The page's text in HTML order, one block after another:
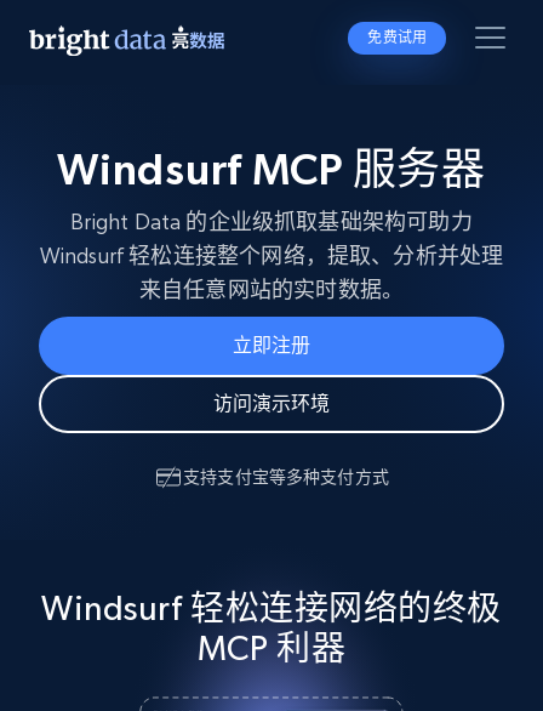
免费试用
Windsurf MCP 服务器
Bright Data 的企业级抓取基础架构可助力
Windsurf 轻松连接整个网络，提取、分析并处理
来自任意网站的实时数据。
立即注册
访问演示环境
支持支付宝等多种支付方式
Windsurf 轻松连接网络的终极
MCP 利器